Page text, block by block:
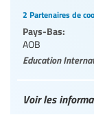
2 Partenaires de
Pays-Bas:
AOB
Education
Voir les